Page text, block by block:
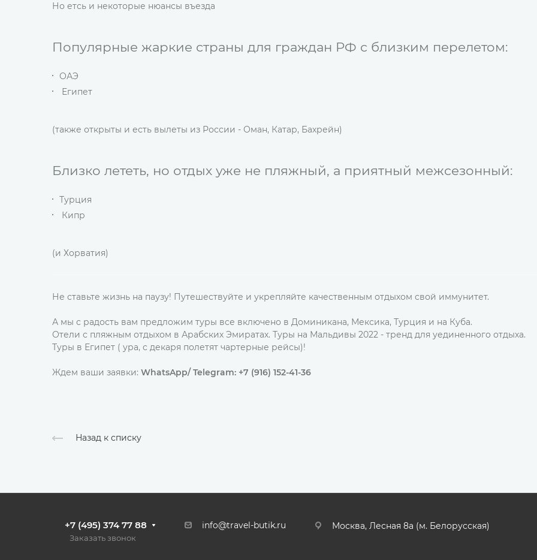
Но етсь и некоторые нюансы въезда
Популярные жаркие страны для граждан РФ с близким перелетом:
ОАЭ
Египет
(также открыты и есть вылеты из России - Оман, Катар, Бахрейн)
Близко лететь, но отдых уже не пляжный, а приятный межсезонный:
Турция
Кипр
(и Хорватия)
Не ставьте жизнь на паузу! Путешествуйте и укрепляйте качественным отдыхом свой иммунитет.
А мы с радость вам предложим туры все включено в Доминикана, Мексика, Турция и на Куба.
Отели с пляжным отдыхом в Арабских Эмиратах. Туры на Мальдивы 2022 - тренд для уединенного отдыха.
Туры в Египет ( ура, с декаря полетят чартерные рейсы)!
Ждем ваши заявки: WhatsApp/ Telegram: +7 (916) 152-41-36
Назад к списку
+7 (495) 374 77 88
Заказать звонок
info@travel-butik.ru Москва, Лесная 8а (м. Белорусская)